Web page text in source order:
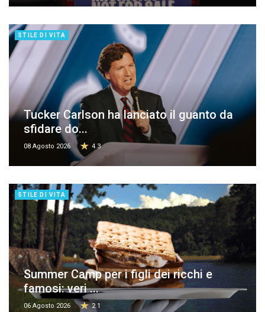
STILE DI VITA
Tucker Carlson ha lanciato il guanto da
sfidare do...
08 Agosto 2026 4.3
STILE DI VITA
Summer Camp per i figli dei ricchi e
famosi: veri ...
06 Agosto 2026 2.1